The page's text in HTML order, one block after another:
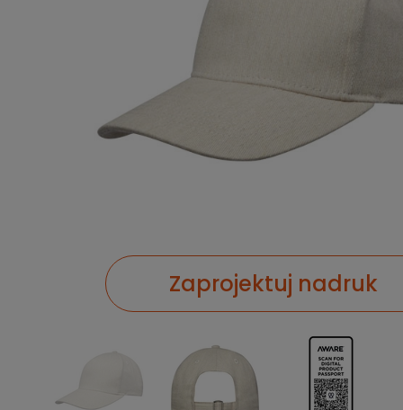
Zaprojektuj nadruk